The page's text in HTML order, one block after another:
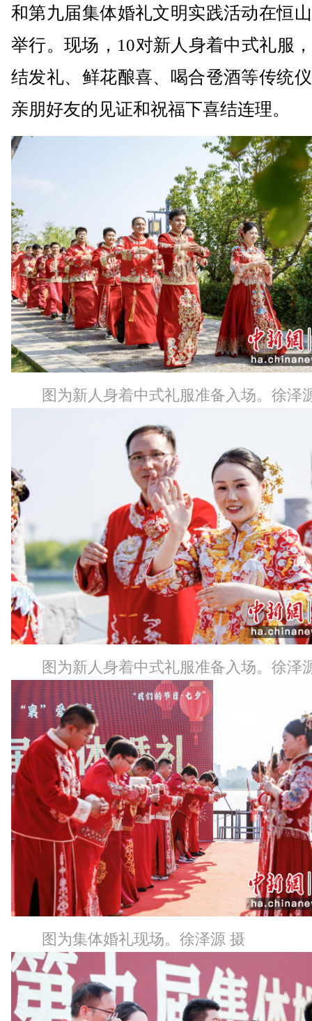
和第九届集体婚礼文明实践活动在恒
举行。现场，10对新人身着中式礼服
结发礼、鲜花酿喜、喝合卺酒等传统
亲朋好友的见证和祝福下喜结连理。
图为新人身着中式礼服准备入场。徐泽
图为新人身着中式礼服准备入场。徐泽
图为集体婚礼现场。徐泽源 摄